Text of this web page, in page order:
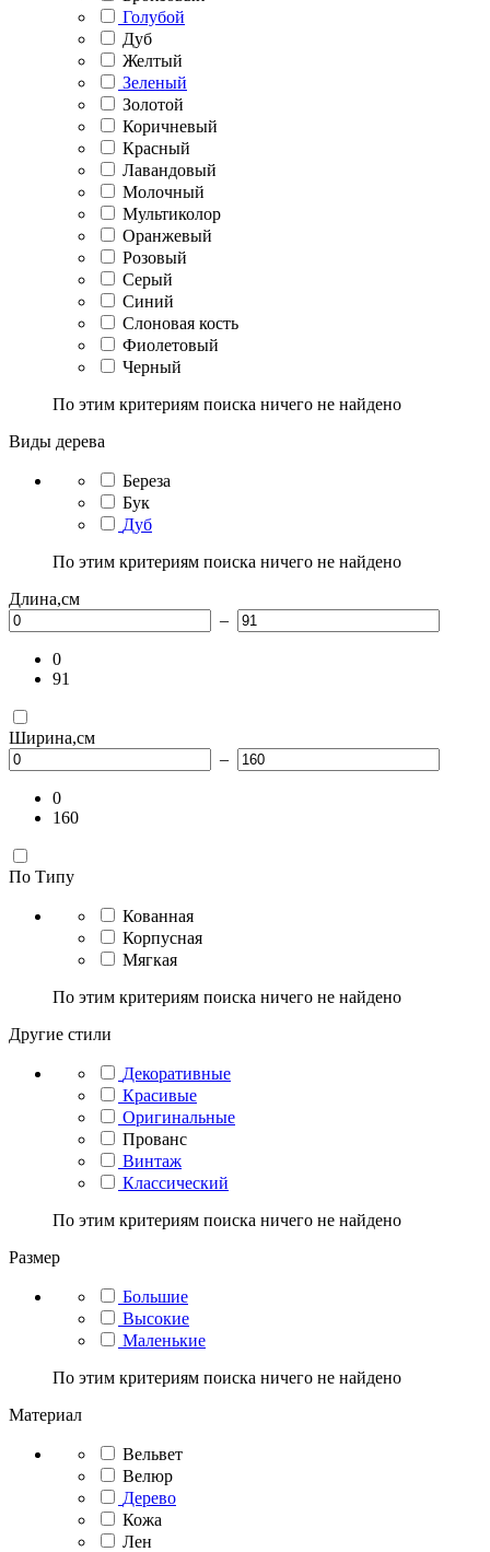
Голубой
Дуб
Желтый
Зеленый
Золотой
Коричневый
Красный
Лавандовый
Молочный
Мультиколор
Оранжевый
Розовый
Серый
Синий
Слоновая кость
Фиолетовый
Черный
По этим критериям поиска ничего не найдено
Виды дерева
Береза
Бук
Дуб
По этим критериям поиска ничего не найдено
Длина,см
–
0
91
Ширина,см
–
0
160
По Типу
Кованная
Корпусная
Мягкая
По этим критериям поиска ничего не найдено
Другие стили
Декоративные
Красивые
Оригинальные
Прованс
Винтаж
Классический
По этим критериям поиска ничего не найдено
Размер
Большие
Высокие
Маленькие
По этим критериям поиска ничего не найдено
Материал
Вельвет
Велюр
Дерево
Кожа
Лен